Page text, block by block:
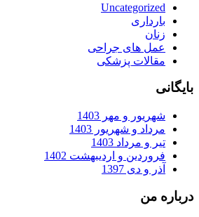
Uncategorized
بارداری
زنان
عمل های جراحی
مقالات پزشکی
بایگانی
شهریور و مهر 1403
مرداد و شهریور 1403
تیر و مرداد 1403
فروردین و اردیبهشت 1402
آذر و دی 1397
درباره من